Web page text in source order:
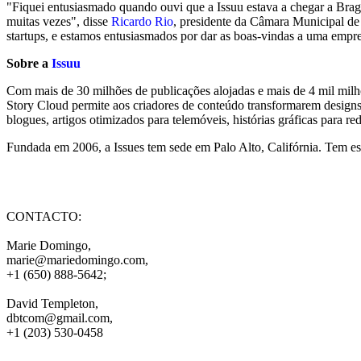
"Fiquei entusiasmado quando ouvi que a Issuu estava a chegar a
muitas vezes", disse Ricardo Rio, presidente da Câmara Municipal
startups, e estamos entusiasmados por dar as boas-vindas a uma
Sobre a Issuu
Com mais de 30 milhões de publicações alojadas e mais de 4 mil
Story Cloud permite aos criadores de conteúdo transformarem
blogues, artigos otimizados para telemóveis, histórias gráficas para
Fundada em 2006, a Issues tem sede em Palo Alto, Califórnia. Tem
CONTACTO:
Marie Domingo,
marie@mariedomingo.com,
+1 (650) 888-5642;
David Templeton,
dbtcom@gmail.com,
+1 (203) 530-0458